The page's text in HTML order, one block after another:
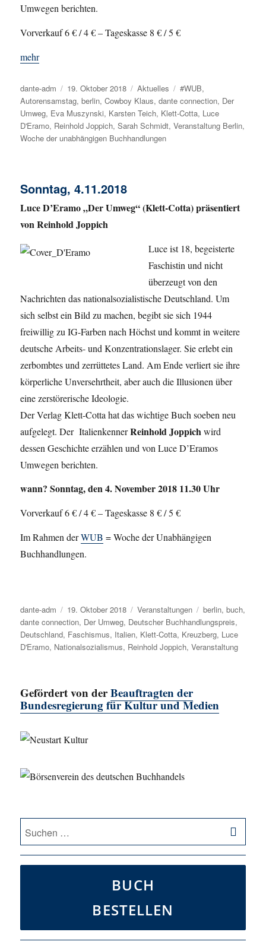
Umwegen berichten.
Vorverkauf 6 € / 4 € – Tageskasse 8 € / 5 €
mehr
Autor
dante-adm
Veröffentlicht
am
19. Oktober 2018 Kategorien
Aktuelles Schlagwörter
#WUB,
Autorensamstag,berlin,Cowboy Klaus,dante connection, Der
Umweg, Eva Muszynski, Karsten Teich, Klett-Cotta, Luce
D'Eramo, Reinhold Joppich,Sarah Schmidt,Veranstaltung Berlin,
Woche der unabhängigen Buchhandlungen
Sonntag, 4.11.2018
Luce D’Eramo „Der Umweg“ (Klett-Cotta) präsentiert
von Reinhold Joppich
Luce ist 18, begeisterte
Faschistin und nicht
überzeugt von den
Nachrichten das nationalsozialistische Deutschland. Um
sich selbst ein Bild zu machen, begibt sie sich 1944
freiwillig zu IG-Farben nach Höchst und kommt in weitere
deutsche Arbeits- und Konzentrationslager. Sie erlebt ein
zerbombtes und zerrüttetes Land. Am Ende verliert sie ihre
körperliche Unversehrtheit, aber auch die Illusionen über
eine zerstörerische Ideologie.
Der Verlag Klett-Cotta hat das wichtige Buch soeben neu
aufgelegt. Der ItalienkennerReinhold Joppich wird
dessen Geschichte erzählen und von Luce D’Eramos
Umwegen berichten.
wann? Sonntag, den 4. November 2018 11.30 Uhr
Vorverkauf 6 € / 4 € – Tageskasse 8 € / 5 €
Im Rahmen derWUB = Woche der Unabhängigen
Buchhandlungen.
Autor
dante-adm
Veröffentlicht
am
19. Oktober 2018 Kategorien
Veranstaltungen Schlagwörter
berlin,buch,
dante connection, Der Umweg, Deutscher Buchhandlungspreis,
Deutschland, Faschismus, Italien, Klett-Cotta, Kreuzberg, Luce
D'Eramo, Nationalsozialismus, Reinhold Joppich,Veranstaltung
Gefördert von derBeauftragten der
Bundesregierung für Kultur und Medien
Suche
nach:
BUCH
BESTELLEN